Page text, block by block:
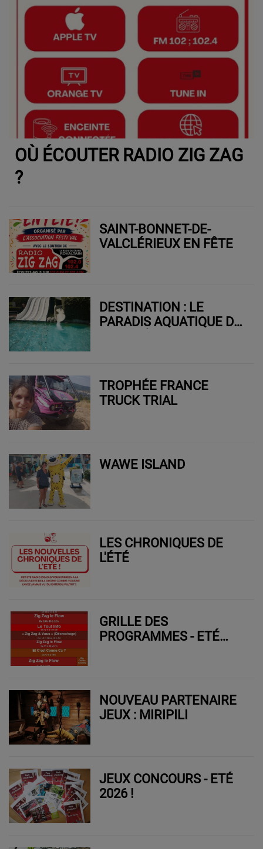
OÙ ÉCOUTER RADIO ZIG ZAG
?
SAINT-BONNET-DE-
VALCLÉRIEUX EN FÊTE
DESTINATION : LE
PARADIS AQUATIQUE DU
TROPHÉE FRANCE
TRUCK TRIAL
WAWE ISLAND
LES CHRONIQUES DE
L'ÉTÉ
GRILLE DES
PROGRAMMES - ETÉ
NOUVEAU PARTENAIRE
JEUX : MIRIPILI
JEUX CONCOURS - ETÉ
2026 !